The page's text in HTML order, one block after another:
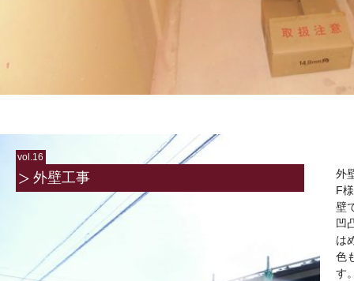
vol.16
外壁工事
外
F
壁
凹
は
色
す